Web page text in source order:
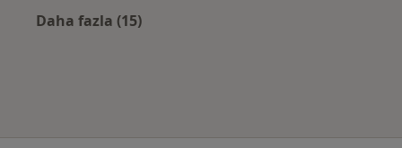
Daha fazla (15)